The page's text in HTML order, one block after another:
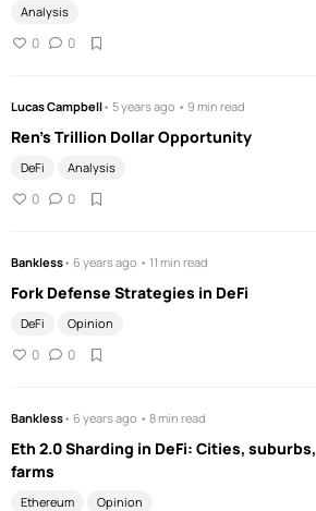
Analysis
0 0
Lucas Campbell• 5 years ago • 9 min read
Ren's Trillion Dollar Opportunity
DeFi Analysis
0 0
Bankless• 6 years ago • 11 min read
Fork Defense Strategies in DeFi
DeFi Opinion
0 0
Bankless• 6 years ago • 8 min read
Eth 2.0 Sharding in DeFi: Cities, suburbs,
farms
Ethereum Opinion